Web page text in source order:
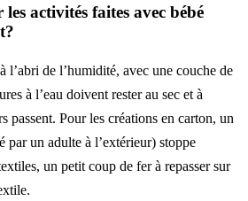
activités faites avec bébé
l’abri de l’humidité, avec une couche de
à l’eau doivent rester au sec et à
passent. Pour les créations en carton, un
un adulte à l’extérieur) stoppe
un petit coup de fer à repasser sur